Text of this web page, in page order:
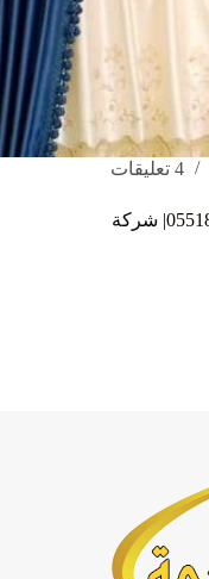
4 تعليقات
تركيب ستائر في الشارقة |0551806082| شركة